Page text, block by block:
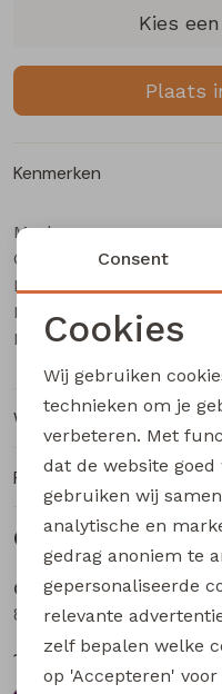
Bermuda's
Kies
Plaats
Kenmerken
Merk
Categorie
Leverancierscode
Bestelcode
Kleur
Winkelvoorraad
Ruilen en retourneren
Gerelateerde
City Life
18,74
24,99
Noodzakelijke
Analytische
Marketing cookies
Consent
Cookies
Wij gebruiken
technieken om je
verbeteren. Met
dat de website
gebruiken wij
analytische en
gedrag anoniem te
gepersonaliseerde
relevante
zelf bepalen welke
op 'Accepteren'